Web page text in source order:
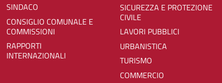
SINDACO
CONSIGLIO COMUNALE E
COMMISSIONI
RAPPORTI
INTERNAZIONALI
SICUREZZA E PROTEZIONE
CIVILE
LAVORI PUBBLICI
URBANISTICA
TURISMO
COMMERCIO